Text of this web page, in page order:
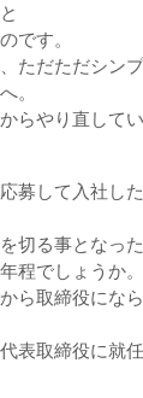
です。
ただただシン
。
らやり直して
募して入社し
切る事となった
程でしょうか。
ら取締役にな
表取締役に就